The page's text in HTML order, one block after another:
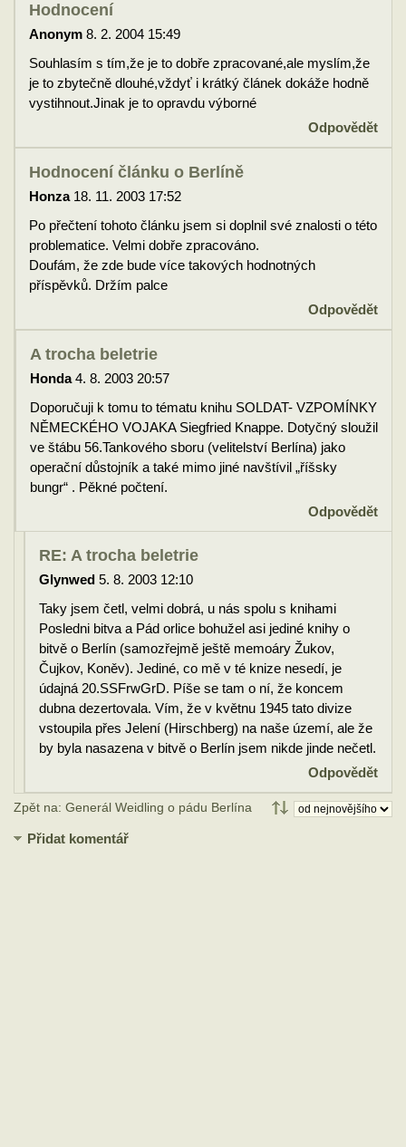
Hodnocení
Anonym 8. 2. 2004 15:49
Souhlasím s tím,že je to dobře zpracované,ale myslím,že
je to zbytečně dlouhé,vždyť i krátký článek dokáže hodně
vystihnout.Jinak je to opravdu výborné
Odpovědět
Hodnocení článku o Berlíně
Honza18. 11. 2003 17:52
Po přečtení tohoto článku jsem si doplnil své znalosti o této
problematice. Velmi dobře zpracováno.
Doufám, že zde bude více takových hodnotných
příspěvků. Držím palce
Odpovědět
A trocha beletrie
Honda4. 8. 2003 20:57
Doporučuji k tomu to tématu knihu SOLDAT- VZPOMÍNKY
NĚMECKÉHO VOJAKA Siegfried Knappe. Dotyčný sloužil
ve štábu 56.Tankového sboru (velitelství Berlína) jako
operační důstojník a také mimo jiné navštívil „říšsky
bungr“ . Pěkné počtení.
Odpovědět
RE: A trocha beletrie
Glynwed 5. 8. 2003 12:10
Taky jsem četl, velmi dobrá, u nás spolu s knihami
Posledni bitva a Pád orlice bohužel asi jediné knihy o
bitvě o Berlín (samozřejmě ještě memoáry Žukov,
Čujkov, Koněv). Jediné, co mě v té knize nesedí, je
údajná 20.SSFrwGrD. Píše se tam o ní, že koncem
dubna dezertovala. Vím, že v květnu 1945 tato divize
vstoupila přes Jelení (Hirschberg) na naše území, ale že
by byla nasazena v bitvě o Berlín jsem nikde jinde nečetl.
Odpovědět
Zpět na: Generál Weidling o pádu Berlína
Přidat komentář